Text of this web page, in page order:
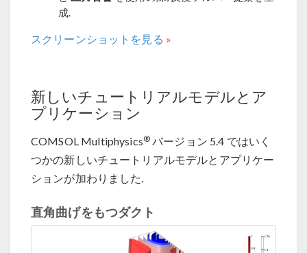
成.
スクリーンショットを見る
新しいチュートリアルモデルとア
プリケーション
COMSOL Multiphysics® バージョン 5.4 ではいく
つかの新しいチュートリアルモデルとアプリケー
ションが加わりました.
直角曲げをもつダクト